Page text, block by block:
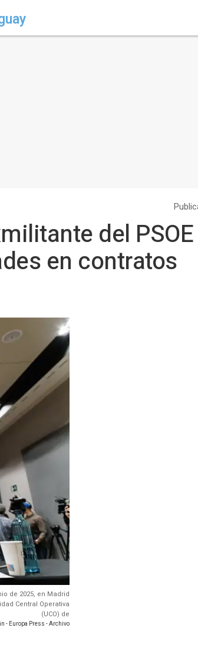
del
en contratos
de 2025, en Madrid
Central Operativa
(UCO) de
- Europa Press - Archivo